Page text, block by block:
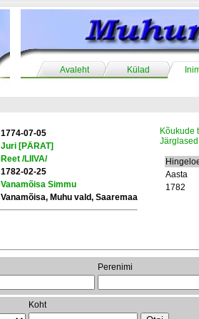
Avaleht Külad
1774-07-05
Juri [PÄRAT]
Reet /LIIVA/
1782-02-25
Vanamõisa Simmu
Vanamõisa, Muhu vald, Saaremaa
Kõukude
Järglased
Aasta
1782
Perenimi
Koht